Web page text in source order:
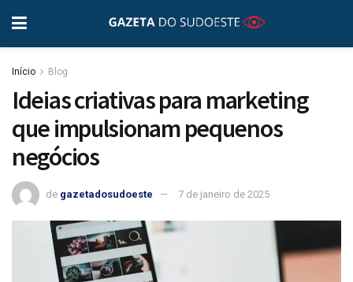
Início Blog
Ideias criativas para marketing
que impulsionam pequenos
negócios
de gazetadosudoeste 7 de janeiro de 2025